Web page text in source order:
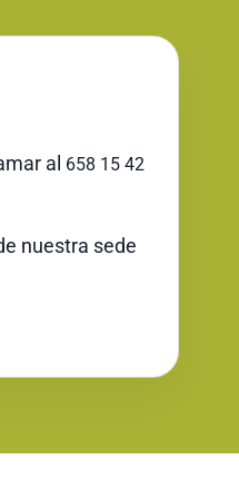
al 658 15 42
nuestra sede